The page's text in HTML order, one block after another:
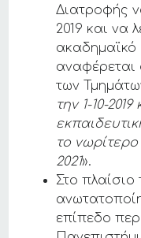
Διατροφής
2019 και να
ακαδημαϊκό
αναφέρεται
των
την 1-10-
το
2021».
Στο πλαίσιο
επίπεδο